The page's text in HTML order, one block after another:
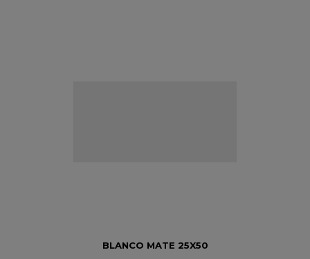
BLANCO MATE 25X50